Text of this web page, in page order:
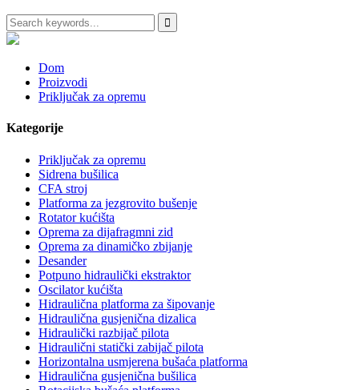
Dom
Proizvodi
Priključak za opremu
Kategorije
Priključak za opremu
Sidrena bušilica
CFA stroj
Platforma za jezgrovito bušenje
Rotator kućišta
Oprema za dijafragmni zid
Oprema za dinamičko zbijanje
Desander
Potpuno hidraulički ekstraktor
Oscilator kućišta
Hidraulična platforma za šipovanje
Hidraulična gusjenična dizalica
Hidraulički razbijač pilota
Hidraulični statički zabijač pilota
Horizontalna usmjerena bušaća platforma
Hidraulična gusjenična bušilica